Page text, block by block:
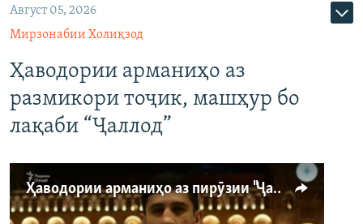
Август 05, 2026
Мирзонабии Холиқзод
Ҳаводории арманиҳо аз
размикори тоҷик, машҳур бо
лақаби “Ҷаллод”
Ҳаводории арманиҳо аз пирӯзии "Ҷаллод"-и тоҷик